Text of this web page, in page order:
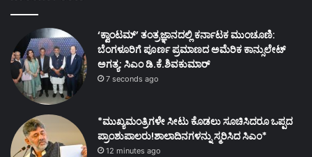
‘ಕ್ವಾಂಟಮ್’ ತಂತ್ರಜ್ಞಾನದಲ್ಲಿ ಕರ್ನಾಟಕ ಮುಂಚೂಣಿ:
ಬೆಂಗಳೂರಿಗೆ ಪೂರ್ಣ ಪ್ರಮಾಣದ ಅಮೆರಿಕ ಕಾನ್ಸುಲೇಟ್
ಅಗತ್ಯ: ಸಿಎಂ ಡಿ.ಕೆ.ಶಿವಕುಮಾರ್
7 seconds ago
*ಮುಖ್ಯಮಂತ್ರಿಗಳೇ ಸೀಟು ಕೊಡಲು ಸೂಚಿಸಿದರೂ ಒಪ್ಪದ
ಪ್ರಾಂಶುಪಾಲರು!ಶಾಲಾದಿನಗಳನ್ನು ಸ್ಮರಿಸಿದ ಸಿಎಂ*
12 minutes ago